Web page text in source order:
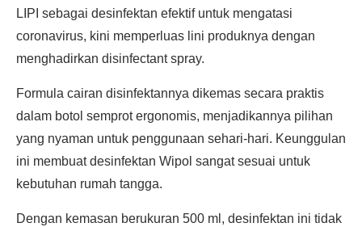
LIPI sebagai desinfektan efektif untuk mengatasi
coronavirus, kini memperluas lini produknya dengan
menghadirkan disinfectant spray.
Formula cairan disinfektannya dikemas secara praktis
dalam botol semprot ergonomis, menjadikannya pilihan
yang nyaman untuk penggunaan sehari-hari. Keunggulan
ini membuat desinfektan Wipol sangat sesuai untuk
kebutuhan rumah tangga.
Dengan kemasan berukuran 500 ml, desinfektan ini tidak